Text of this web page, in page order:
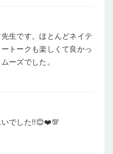
生です。ほとんどネイテ
トークも楽しくて良かっ
ーズでした。
いでした!!😊❤️💯